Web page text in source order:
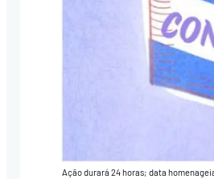
Ação durará 24 horas; data